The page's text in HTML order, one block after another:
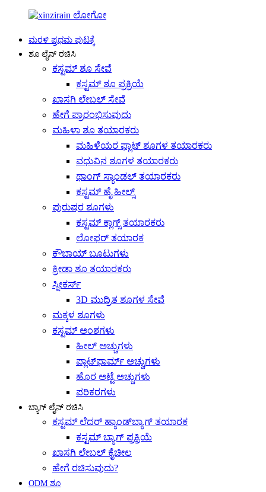
ಮರಳಿ ಪ್ರಥಮ ಪುಟಕ್ಕೆ
ಶೂ ಲೈನ್ ರಚಿಸಿ
ಕಸ್ಟಮ್ ಶೂ ಸೇವೆ
ಕಸ್ಟಮ್ ಶೂ ಪ್ರಕ್ರಿಯೆ
ಖಾಸಗಿ ಲೇಬಲ್ ಸೇವೆ
ಹೇಗೆ ಪ್ರಾರಂಭಿಸುವುದು
ಮಹಿಳಾ ಶೂ ತಯಾರಕರು
ಮಹಿಳೆಯರ ಫ್ಲಾಟ್ ಶೂಗಳ ತಯಾರಕರು
ವಧುವಿನ ಶೂಗಳ ತಯಾರಕರು
ಥಾಂಗ್ ಸ್ಯಾಂಡಲ್ ತಯಾರಕರು
ಕಸ್ಟಮ್ ಹೈ ಹೀಲ್ಸ್
ಪುರುಷರ ಶೂಗಳು
ಕಸ್ಟಮ್ ಕ್ಲಾಗ್ಸ್ ತಯಾರಕರು
ಲೋಫರ್ ತಯಾರಕ
ಕೌಬಾಯ್ ಬೂಟುಗಳು
ಕ್ರೀಡಾ ಶೂ ತಯಾರಕರು
ಸ್ನೀಕರ್ಸ್
3D ಮುದ್ರಿತ ಶೂಗಳ ಸೇವೆ
ಮಕ್ಕಳ ಶೂಗಳು
ಕಸ್ಟಮ್ ಅಂಶಗಳು
ಹೀಲ್ ಅಚ್ಚುಗಳು
ಪ್ಲಾಟ್‌ಫಾರ್ಮ್ ಅಚ್ಚುಗಳು
ಹೊರ ಅಟ್ಟೆ ಅಚ್ಚುಗಳು
ಪರಿಕರಗಳು
ಬ್ಯಾಗ್ ಲೈನ್ ರಚಿಸಿ
ಕಸ್ಟಮ್ ಲೆದರ್ ಹ್ಯಾಂಡ್‌ಬ್ಯಾಗ್ ತಯಾರಕ
ಕಸ್ಟಮ್ ಬ್ಯಾಗ್ ಪ್ರಕ್ರಿಯೆ
ಖಾಸಗಿ ಲೇಬಲ್ ಕೈಚೀಲ
ಹೇಗೆ ರಚಿಸುವುದು?
ODM ಶೂ